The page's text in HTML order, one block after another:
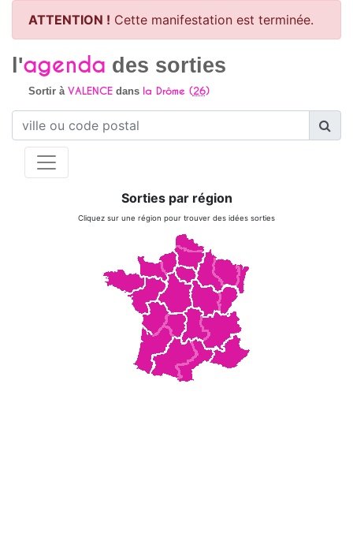
ATTENTION ! Cette manifestation est terminée.
l'agenda des sorties
Sortir à VALENCEdans la Drôme (26)
Sorties par région
Cliquez sur une région pour trouver des idées sorties